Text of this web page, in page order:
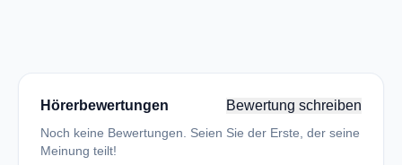
Hörerbewertungen Bewertung schreiben
Noch keine Bewertungen. Seien Sie der Erste, der seine
Meinung teilt!